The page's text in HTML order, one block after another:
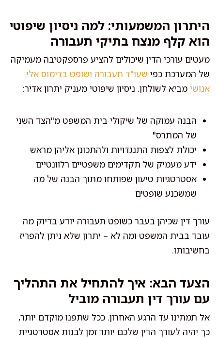
היתרון המשמעותי: למה ניסיון שיפוטי
הוא קלף מנצח בתיקי תעבורה
מעטים עורכי הדין שיכולים להציע פרספקטיבה מעמיקה
של המערכת כפי שעו"ד תעבורה ושופט בדימוס אלי
אנושי מביא לשולחן. ניסיון שיפוטי מעניק יתרון אדיר:
הבנה עמוקה של שיקולי בית המשפט מ"הצד השני
של המתרס"
יכולת לצפות התנגדויות ולהתכונן אליהן מראש
ידע מעמיק של תקדימים משפטיים רלוונטיים
אסטרטגיות טיעון שפותחו מתוך הבנה של מה
שמשכנע שופטים
עורך דין שכיהן בעבר כשופט תעבורה יודע בדיוק מה
עובד בבית המשפט ומה לא – יתרון שלא ניתן להפריז
בחשיבותו.
הצעד הבא: איך להתחיל את התהליך
עם עורך דין תעבורה מוביל
אל תמתינו עד הרגע האחרון. ככל שתפנו מוקדם יותר,
כך יהיה לעורך הדין שלכם יותר זמן לבנות אסטרטגיית